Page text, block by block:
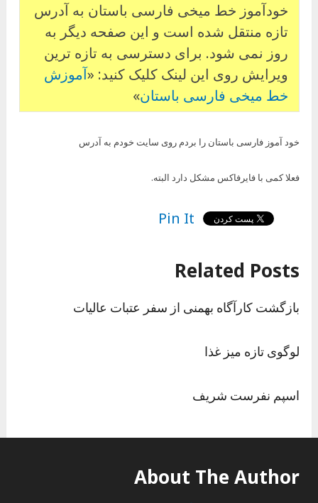
خودآموز خط میخی فارسی باستان به آدرس
تازه منتقل شده است و این صفحه دیگر به
روز نمی شود. برای دسترسی به تازه ترین
ویرایش روی این لینک کلیک کنید: «آموزش
خط میخی فارسی باستان»
خود آموز فارسی باستان را بردم روی سایت خودم به آدرس
فعلا کمی با فایرفاکس مشکل دارد البته.
Pin It
Related Posts
بازگشت کارآگاه بهمنی از سفر عتبات عالیات
لوگوی تازه میز غذا
اسپم نفرست شریف
About The Author